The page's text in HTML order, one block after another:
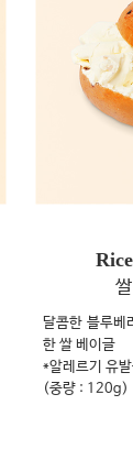
달콤한 블루베
한 쌀 베이글
*알레르기 유
(중량 : 120g)